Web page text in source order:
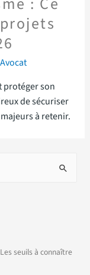
protéger son
de sécuriser
à retenir.
seuils à connaître